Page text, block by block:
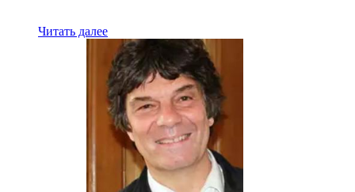
Читать далее